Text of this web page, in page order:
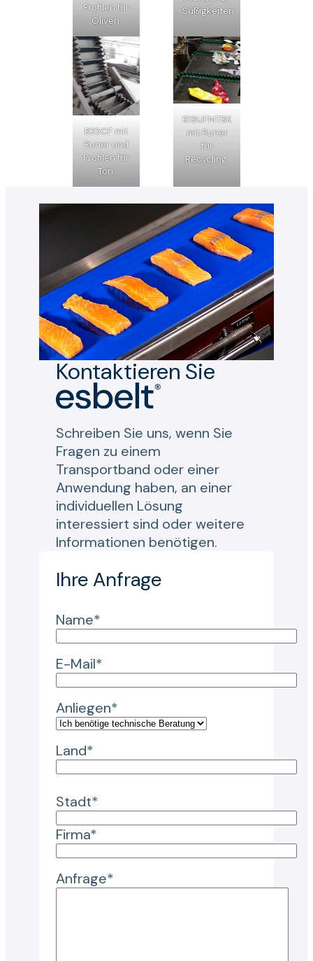
Profilen für
Oliven.
Süßigkeiten.
B25CF mit
Runer und
Profilen für
Ton.
B19UFMTBK
mit Runer
für
Recycling.
Kontaktieren Sie
Schreiben Sie uns, wenn Sie
Fragen zu einem
Transportband oder einer
Anwendung haben, an einer
individuellen Lösung
interessiert sind oder weitere
Informationen benötigen.
Ihre Anfrage
Name*
E-Mail*
Anliegen*
Land*
Stadt*
Firma*
Anfrage*